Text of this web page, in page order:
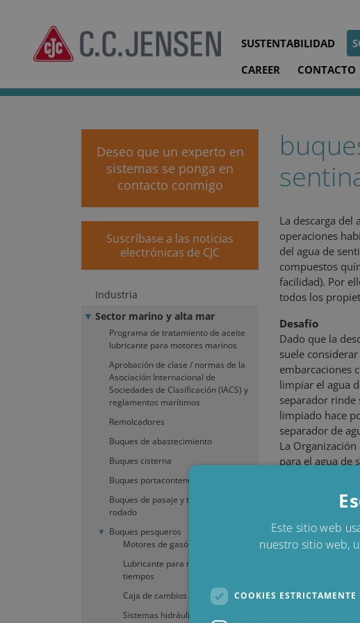
SUSTENTABILIDAD
CAREER
CONTACTO
Deseo que un experto en
sistemas se ponga en
contacto conmigo
Suscríbase a las noticias
electrónicas de CJC
Industria
Sector marino y alta mar
Programa de tratamiento de aceite
lubricante para motores marinos
Aprobación de clase / normas de la
Asociación Internacional de
Sociedades de Clasificación (IACS) y
reglamentos marítimos
Remolcadores
Buques de abastecimiento
Buques cisterna
Buques portacontenedores
Buques de pasaje y transbordo
rodado
Buques pesqueros
Motores de gasóleo
Lubricante para motor de cuatro
tiempos
Caja de cambios
Sistemas hidráulicos
La descarga del
operaciones
del agua de
compuestos
facilidad). Por
todos los
Desafío
Dado que la
suele
embarcaciones
limpiar el agua
separador rinde
limpiado hace
separador de
La
para el agua de
Ventajas de
Un modo
Reduzca
Reduzca
Los Blue Baleen
Con unos
Este sitio web
nuestro sitio web,
COOKIES ESTRICTAMENTE